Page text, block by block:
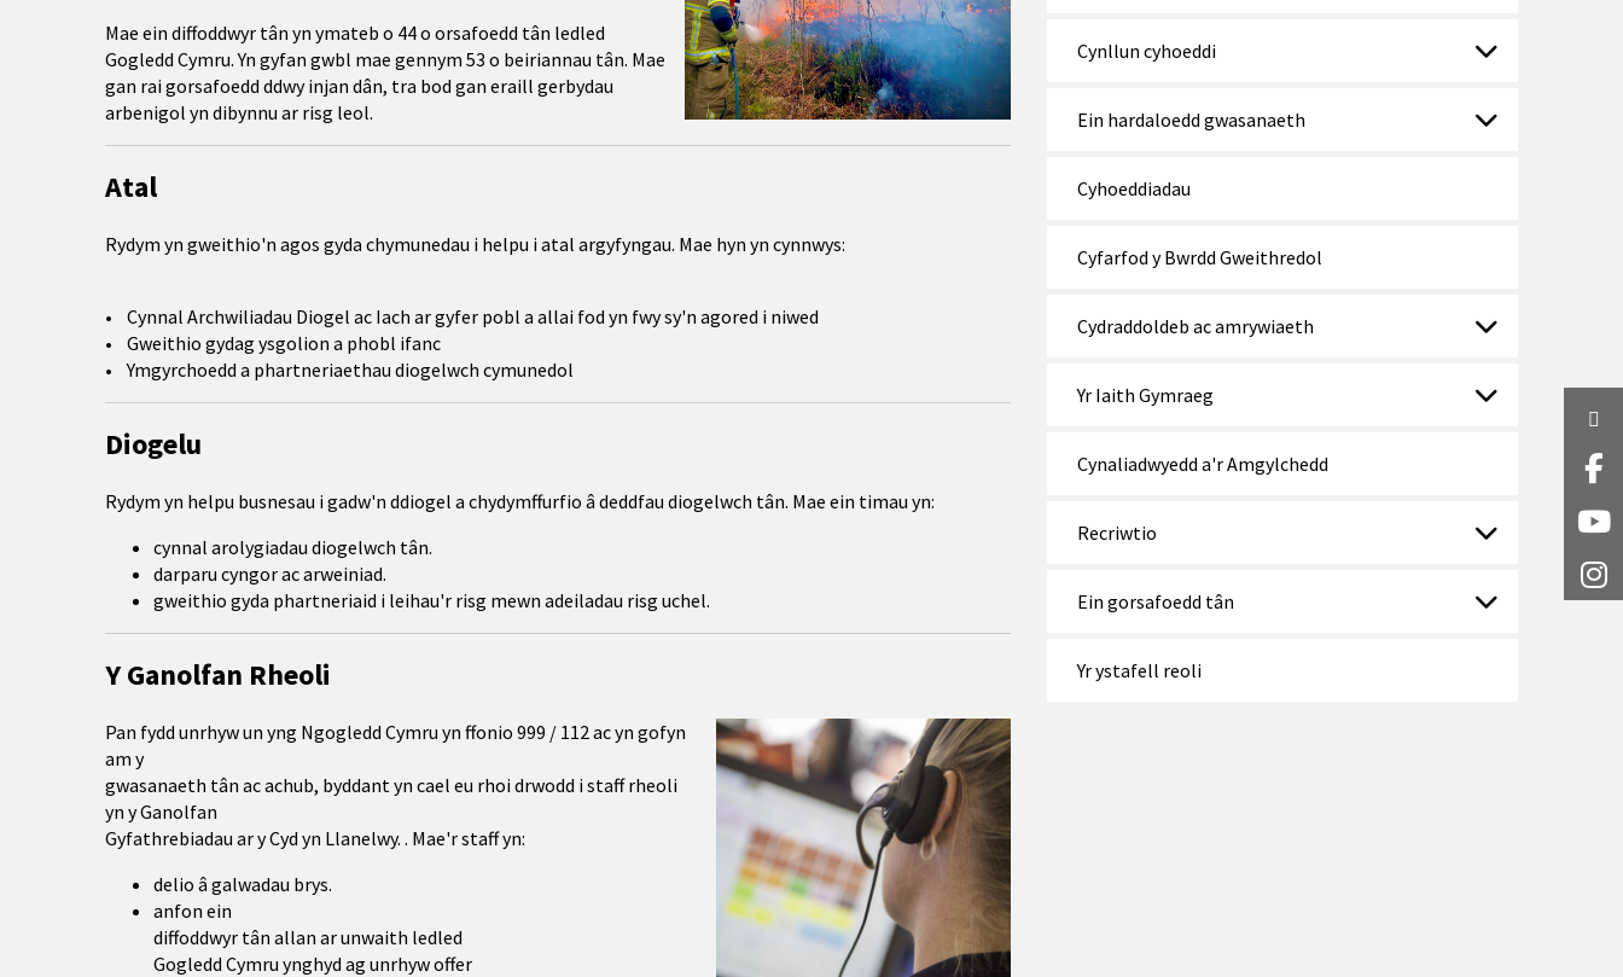
Mae ein diffoddwyr tân yn ymateb o 44 o orsafoedd tân ledled
Gogledd Cymru. Yn gyfan gwbl mae gennym 53 o beiriannau tân. Mae
gan rai gorsafoedd ddwy injan dân, tra bod gan eraill gerbydau
arbenigol yn dibynnu ar risg leol.
Atal
Rydym yn gweithio'n agos gyda chymunedau i helpu i atal argyfyngau. Mae hyn yn cynnwys:
• Cynnal Archwiliadau Diogel ac Iach ar gyfer pobl a allai fod yn fwy sy'n agored i niwed
• Gweithio gydag ysgolion a phobl ifanc
• Ymgyrchoedd a phartneriaethau diogelwch cymunedol
Diogelu
Rydym yn helpu busnesau i gadw'n ddiogel a chydymffurfio â deddfau diogelwch tân. Mae ein timau yn:
cynnal arolygiadau diogelwch tân.
darparu cyngor ac arweiniad.
gweithio gyda phartneriaid i leihau'r risg mewn adeiladau risg uchel.
Y Ganolfan Rheoli
Pan fydd unrhyw un yng Ngogledd Cymru yn ffonio 999 / 112 ac yn gofyn
am y
gwasanaeth tân ac achub, byddant yn cael eu rhoi drwodd i staff rheoli
yn y Ganolfan
Gyfathrebiadau ar y Cyd yn Llanelwy. . Mae'r staff yn:
delio â galwadau brys.
anfon ein
diffoddwyr tân allan ar unwaith ledled
Gogledd Cymru ynghyd ag unrhyw offer
Cynllun cyhoeddi
Ein hardaloedd gwasanaeth
Cyhoeddiadau
Cyfarfod y Bwrdd Gweithredol
Cydraddoldeb ac amrywiaeth
Yr Iaith Gymraeg
Cynaliadwyedd a'r Amgylchedd
Recriwtio
Ein gorsafoedd tân
Yr ystafell reoli